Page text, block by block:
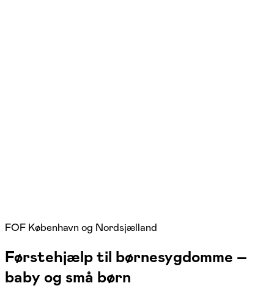
FOF København og Nordsjælland
Førstehjælp til børnesygdomme –
baby og små børn